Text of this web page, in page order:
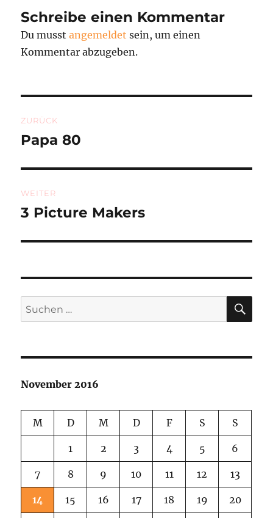
Schreibe einen Kommentar
Du musstangemeldet sein, um einen
Kommentar abzugeben.
ZURÜCK
Vorheriger
Papa 80
WEITER
Nächster
3 Picture Makers
Suchen
nach:
November 2016
M D M D F S S
1 2 3 4 5 6
7 8 9 10 11 12 13
14 15 16 17 18 19 20